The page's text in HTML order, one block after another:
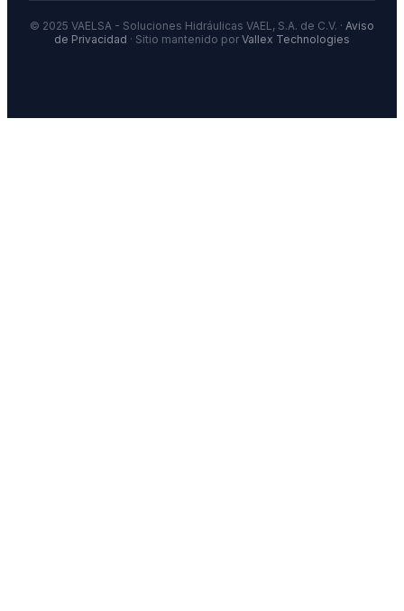
© 2025 VAELSA - Soluciones Hidráulicas VAEL, S.A. de C.V. · Aviso
de Privacidad · Sitio mantenido por Vallex Technologies